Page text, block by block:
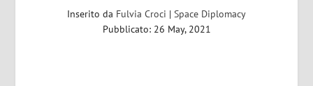
Inserito da Fulvia Croci | Space Diplomacy
Pubblicato: 26 May, 2021